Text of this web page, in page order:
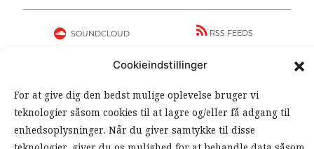
Cookieindstillinger
For at give dig den bedst mulige oplevelse bruger vi
teknologier såsom cookies til at lagre og/eller få adgang til
enhedsoplysninger. Når du giver samtykke til disse
SOUNDCLOUD RSS FEEDS
| |